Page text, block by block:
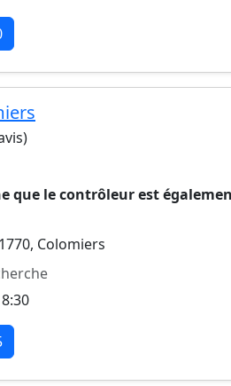
que le contrôleur est
Colomiers